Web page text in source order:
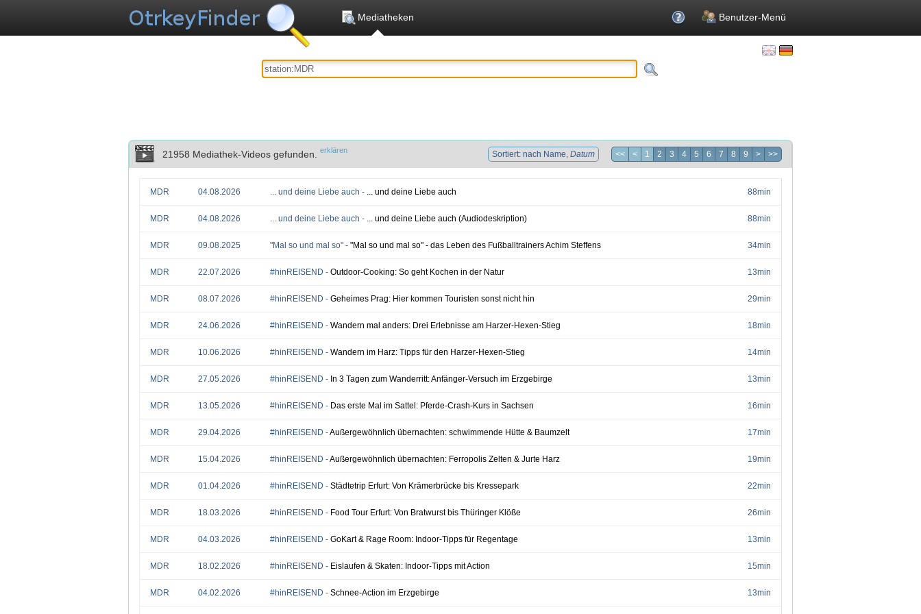
Mediatheken Benutzer-Menü
21958 Mediathek-Videos gefunden. erklären Sortiert: nach Name, Datum << < 1 2 3 4 5 6 7 8 9 > >>
88min
MDR 04.08.2026 ... und deine Liebe auch - ... und deine Liebe auch
88min
MDR 04.08.2026 ... und deine Liebe auch - ... und deine Liebe auch (Audiodeskription)
34min
MDR 09.08.2025 "Mal so und mal so" - "Mal so und mal so" - das Leben des Fußballtrainers Achim Steffens
13min
MDR 22.07.2026 #hinREISEND - Outdoor-Cooking: So geht Kochen in der Natur
29min
MDR 08.07.2026 #hinREISEND - Geheimes Prag: Hier kommen Touristen sonst nicht hin
18min
MDR 24.06.2026 #hinREISEND - Wandern mal anders: Drei Erlebnisse am Harzer-Hexen-Stieg
14min
MDR 10.06.2026 #hinREISEND - Wandern im Harz: Tipps für den Harzer-Hexen-Stieg
13min
MDR 27.05.2026 #hinREISEND - In 3 Tagen zum Wanderritt: Anfänger-Versuch im Erzgebirge️
16min
MDR 13.05.2026 #hinREISEND - Das erste Mal im Sattel: Pferde-Crash-Kurs in Sachsen
17min
MDR 29.04.2026 #hinREISEND -Außergewöhnlich übernachten: schwimmende Hütte & Baumzelt
19min
MDR 15.04.2026 #hinREISEND -Außergewöhnlich übernachten: Ferropolis Zelten & Jurte Harz
22min
MDR 01.04.2026 #hinREISEND - Städtetrip Erfurt: Von Krämerbrücke bis Kressepark
26min
MDR 18.03.2026 #hinREISEND - Food Tour Erfurt: Von Bratwurst bis Thüringer Klöße
13min
MDR 04.03.2026 #hinREISEND - GoKart & Rage Room: Indoor-Tipps für Regentage
15min
MDR 18.02.2026 #hinREISEND - Eislaufen & Skaten: Indoor-Tipps mit Action
13min
MDR 04.02.2026 #hinREISEND - Schnee-Action im Erzgebirge